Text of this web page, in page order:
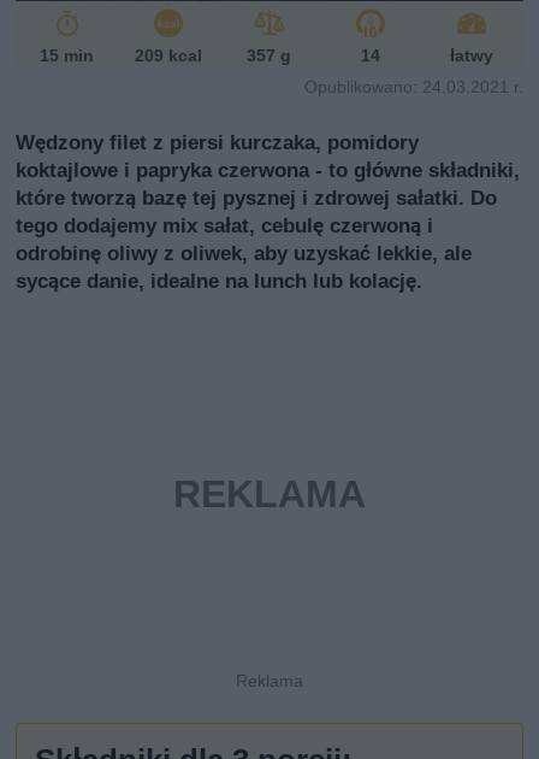
15 min 209 kcal 357 g 14
łatwy
Opublikowano: 24.03.2021 r.
Wędzony filet z piersi kurczaka, pomidory
koktajlowe i papryka czerwona - to główne składniki,
które tworzą bazę tej pysznej i zdrowej sałatki. Do
tego dodajemy mix sałat, cebulę czerwoną i
odrobinę oliwy z oliwek, aby uzyskać lekkie, ale
sycące danie, idealne na lunch lub kolację.